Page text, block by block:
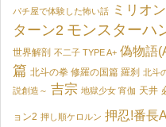
パチ屋で体験した怖い話 ミリオ
ターン2 モンスター
世界解剖 不二子 TYPE A+ 偽物語
篇 北斗の拳 修羅の国篇 羅刹 北斗
説創造～ 吉宗 地獄少女 宵伽 天井
ョン2 押し順ケロルン 押忍!番長A